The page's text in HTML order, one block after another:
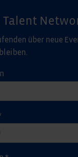
Talent
über neue